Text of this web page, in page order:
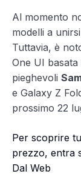
Al momento
modelli a
Tuttavia, è
One UI
pieghevoli
e Galaxy Z
prossimo 22
Per scoprire
prezzo, entra
Dal Web